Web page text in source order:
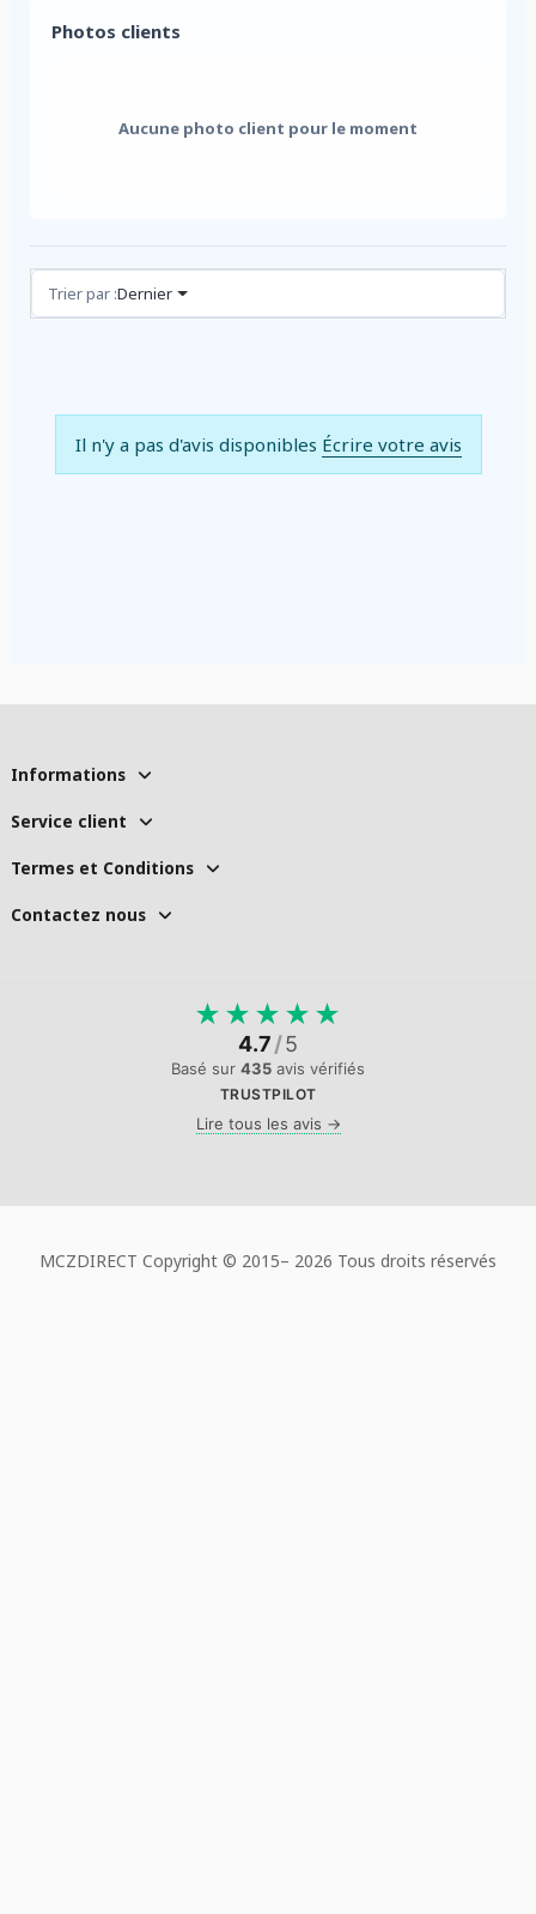
Photos clients
Aucune photo client pour le moment
Avis (0)
Trier par :Dernier
Il n'y a pas d'avis disponibles Écrire votre avis
Informations
Service client
Termes et Conditions
Contactez nous
★ ★ ★ ★ ★
4.7/5
Basé sur 435 avis vérifiés
TRUSTPILOT
Lire tous les avis →
MCZDIRECT Copyright © 2015– 2026 Tous droits réservés